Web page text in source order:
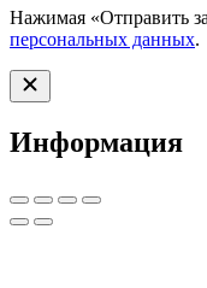
Нажимая «Отправить
персональных данных.
Информация